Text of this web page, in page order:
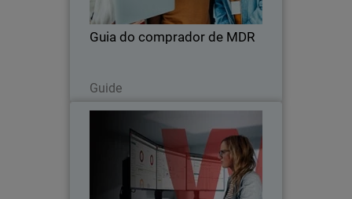
Guia do comprador de MDR
Guide
resultados para escolher um MDR que
realmente proteja a sua empresa.
Segurança de Endpoint Moderna
Body
Aprenda como a Eficiência Operacional
transforma alertas em incidentes claros